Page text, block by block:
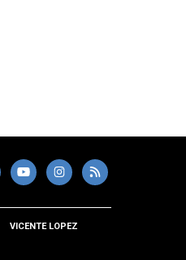
VICENTE LOPEZ